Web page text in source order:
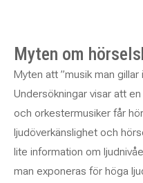
Myten om
Myten att ”musik man gillar
Undersökningar visar att
och orkestermusiker får
ljudöverkänslighet och
lite information om
man exponeras för höga